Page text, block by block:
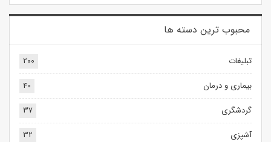
محبوب ترین‌ دسته ها
تبلیغات
200
بیماری و درمان
40
گردشگری
37
آشپزی
32